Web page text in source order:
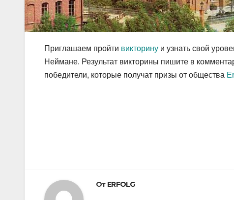
Приглашаем пройти викторину и узнать свой
Неймане. Результат викторины пишите в
победители, которые получат призы от общества
От ERFOLG